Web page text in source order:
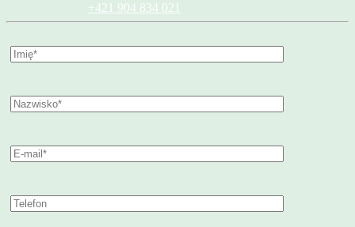
+421 904 834 021